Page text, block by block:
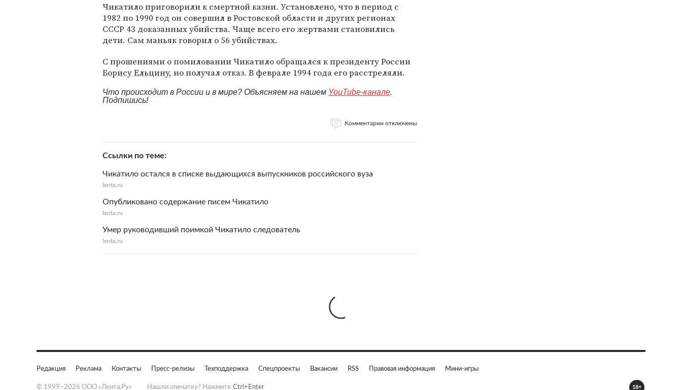
Чикатило приговорили к смертной казни. Установлено, что в период с
1982 по 1990 год он совершил в Ростовской области и других регионах
СССР 43 доказанных убийства. Чаще всего его жертвами становились
дети. Сам маньяк говорил о 56 убийствах.
С прошениями о помиловании Чикатило обращался к президенту России
Борису Ельцину, но получал отказ. В феврале 1994 года его расстреляли.
Что происходит в России и в мире? Объясняем на нашем YouTube-канале.
Подпишись!
Комментарии отключены
Ссылки по теме
Чикатило остался в списке выдающихся выпускников российского вуза
lenta.ru
Опубликовано содержание писем Чикатило
lenta.ru
Умер руководивший поимкой Чикатило следователь
lenta.ru
Редакция Реклама Контакты Пресс-релизы Техподдержка Спецпроекты Вакансии RSS Правовая информация Мини-игры
© 1999–2026 ООО «Лента.Ру» Нашли опечатку? Нажмите Ctrl+Enter 18+